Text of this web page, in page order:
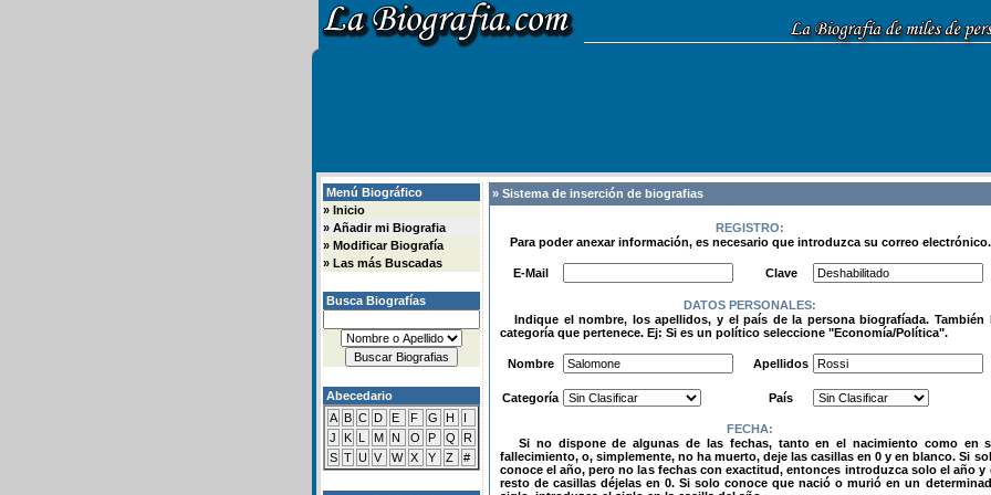
Menú Biográfico
» Inicio
» Añadir mi Biografia
» Modificar Biografía
» Las más Buscadas
Busca Biografías
Abecedario
A B C D E F G H
I
J
K L M N O P Q
R
S T U V W X Y Z #
» Sistema de inserción de biografias
REGISTRO:
Para poder anexar información, es necesario que introduzca su correo electrónico.
E-Mail
Clave
DATOS PERSONALES:
Indique el nombre, los apellidos, y el país de la persona biografíada. También
categoría que pertenece. Ej: Si es un político seleccione "Economía/Política".
Nombre
Apellidos
Categoría País
FECHA:
Si no dispone de algunas de las fechas, tanto en el nacimiento como en
fallecimiento, o, simplemente, no ha muerto, deje las casillas en 0 y en blanco. Si
conoce el año, pero no las fechas con exactitud, entonces introduzca solo el año y
resto de casillas déjelas en 0. Si solo conoce que nació o murió en un